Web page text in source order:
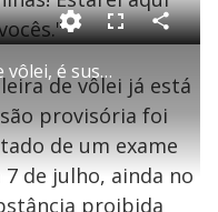
Tandara, da seleção de vôlei, é suspensa dos Jogos de Tóquio após ser flagrada em antidoping
F
s
c
e
n
C
o
a
r
i
l
a
de vôlei já está
provisória foi
de um exame
de julho, ainda no
proibida